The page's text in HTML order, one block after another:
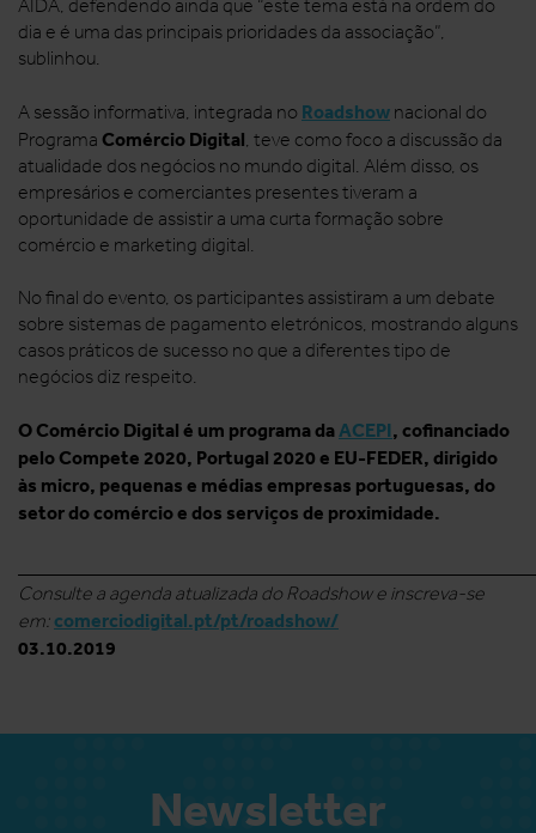
AIDA, defendendo ainda que “este tema está na ordem do
dia e é uma das principais prioridades da associação”,
sublinhou.
A sessão informativa, integrada no Roadshow nacional do
Programa Comércio Digital, teve como foco a discussão da
atualidade dos negócios no mundo digital. Além disso, os
empresários e comerciantes presentes tiveram a
oportunidade de assistir a uma curta formação sobre
comércio e marketing digital.
No final do evento, os participantes assistiram a um debate
sobre sistemas de pagamento eletrónicos, mostrando alguns
casos práticos de sucesso no que a diferentes tipo de
negócios diz respeito.
O Comércio Digital é um programa daACEPI, cofinanciado
pelo Compete 2020, Portugal 2020 e EU-FEDER, dirigido
às micro, pequenas e médias empresas portuguesas, do
setor do comércio e dos serviços de proximidade.
Consulte a agenda atualizada do Roadshow e inscreva-se
em: comerciodigital.pt/pt/roadshow/
03.10.2019
Newsletter